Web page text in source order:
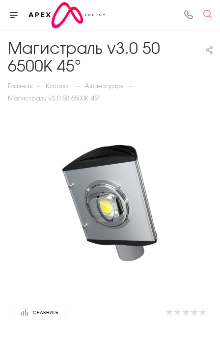
Магистраль v3.0 50
6500К 45°
Главная — Каталог — Аксессуары —
Магистраль v3.0 50 6500К 45°
СРАВНИТЬ